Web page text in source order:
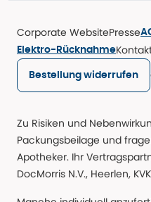
Corporate WebsitePresse
Elektro-Rücknahme
Bestellung widerrufen
Zu Risiken und
Packungsbeilage und
Apotheker. Ihr
DocMorris N.V., Heerlen,